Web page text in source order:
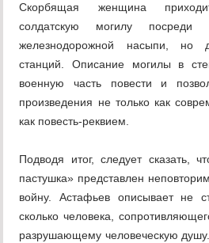
Скорбящая женщина
солдатскую могилу
железнодорожной насыпи, но
станций. Описание могилы в
военную часть повести и
произведения не только как
как повесть-реквием.
Подводя итог, следует сказать,
пастушка» представлен
войну. Астафьев описывает не
сколько человека,
разрушающему человеческую